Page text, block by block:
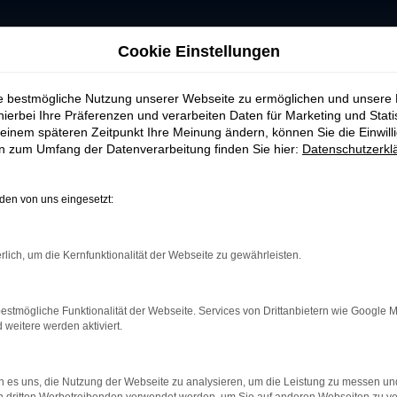
Gebrauchtwagen
– besonders, wenn Sie Wert auf Qualität,
eine große Auswahl an Mercedes-Benz-B 200
unterstützen wir Sie zuverlässig bei der Auswahl
Qualitätscheck, sodass Sie sicher sein
Ihnen flexible Finanzierungs- und
Seubert GmbH nicht nur einfach, sondern auch
Schritte – von der Fahrzeugzulassung bis zur
Cookie Einstellungen
bestmögliche Nutzung unserer Webseite zu ermöglichen und unsere
Ihre Präferenzen und verarbeiten Daten für Marketing und
späteren Zeitpunkt Ihre Meinung ändern, können Sie die
zum Umfang der Datenverarbeitung finden Sie hier:
von uns eingesetzt:
um die Kernfunktionalität der Webseite zu gewährleisten.
Funktionalität der Webseite. Services von Drittanbietern wie Google
weitere werden aktiviert.
es uns, die Nutzung der Webseite zu analysieren, um die Leistung zu messen